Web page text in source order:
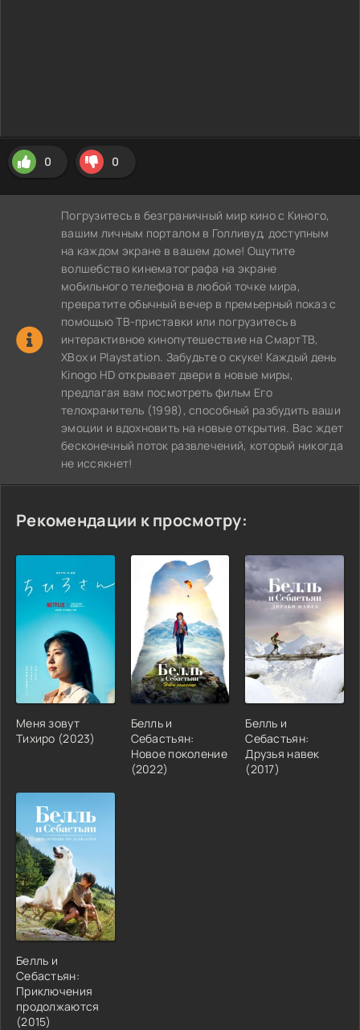
0 0
Погрузитесь в безграничный мир кино с Киного,
вашим личным порталом в Голливуд, доступным
на каждом экране в вашем доме! Ощутите
волшебство кинематографа на экране
мобильного телефона в любой точке мира,
превратите обычный вечер в премьерный показ с
помощью ТВ-приставки или погрузитесь в
интерактивное кинопутешествие на СмартТВ,
XBox и Playstation. Забудьте о скуке! Каждый день
Kinogo HD открывает двери в новые миры,
предлагая вам посмотреть фильм Его
телохранитель (1998), способный разбудить ваши
эмоции и вдохновить на новые открытия. Вас ждет
бесконечный поток развлечений, который никогда
не иссякнет!
Рекомендации к просмотру:
Меня зовут
Тихиро (2023)
Белль и
Себастьян:
Новое поколение
(2022)
Белль и
Себастьян:
Друзья навек
(2017)
Белль и
Себастьян:
Приключения
продолжаются
(2015)